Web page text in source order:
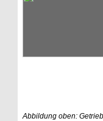
Abbildung oben: